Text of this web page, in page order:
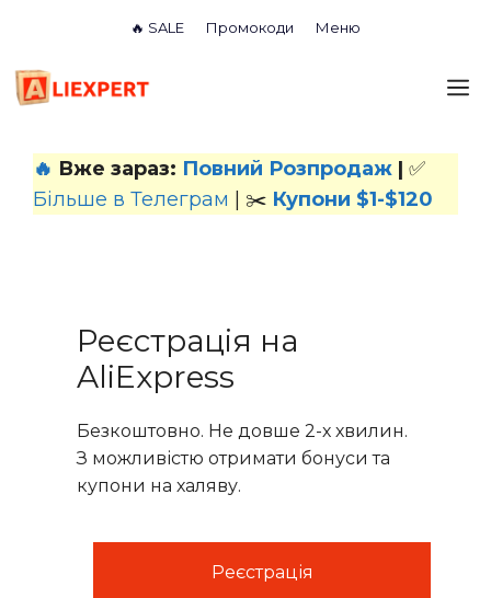
вмісту
🔥 SALE Промокоди Меню
🔥 Вже зараз: Повний Розпродаж | ✅
Більше в Телеграм
| ✂️ Купони $1-$120
Реєстрація на
AliExpress
Безкоштовно. Не довше 2-х хвилин.
З можливістю отримати бонуси та
купони на халяву.
Реєстрація